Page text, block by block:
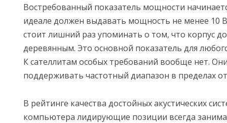
Востребованный показатель мощности
идеале должен выдавать мощность не менее 10
стоит лишний раз упоминать о том, что корпус
деревянным. Это основной показатель для
К сателлитам особых требований вообще нет.
поддерживать частотный диапазон в пределах
В рейтинге качества достойных акустических
компьютера лидирующие позиции всегда